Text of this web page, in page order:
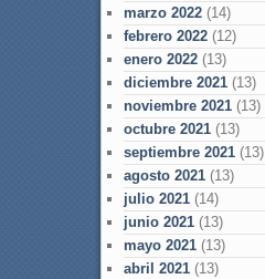
marzo 2022(14)
febrero 2022(12)
enero 2022(13)
diciembre 2021(13)
noviembre 2021(13)
octubre 2021(13)
septiembre 2021(13)
agosto 2021(13)
julio 2021(14)
junio 2021(13)
mayo 2021(13)
abril 2021(13)